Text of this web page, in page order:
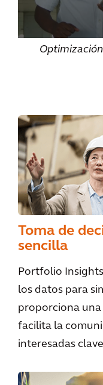
Toma de
sencilla
Portfolio
los datos para
proporciona
facilita la
interesadas